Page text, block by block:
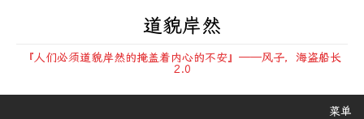
道貌岸然
『人们必须道貌岸然的掩盖着内心的不安』——风子，海盗船长
2.0
菜单